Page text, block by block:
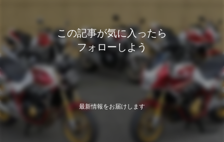
この記事が気に入ったら
フォローしよう
最新情報をお届けします